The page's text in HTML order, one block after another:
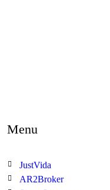
Menu
JustVida
AR2Broker